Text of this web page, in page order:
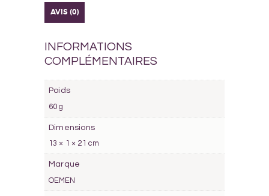
AVIS (0)
INFORMATIONS
COMPLÉMENTAIRES
Poids
60 g
Dimensions
13 × 1 × 21 cm
Marque
OEMEN